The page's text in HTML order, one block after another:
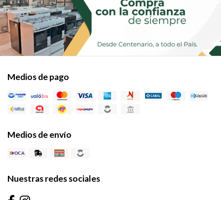
Medios de pago
Medios de envío
Nuestras redes sociales